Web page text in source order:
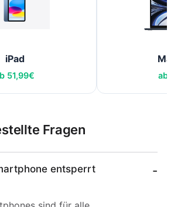
iPad
51,99€ ab
Fragen
entsperrt